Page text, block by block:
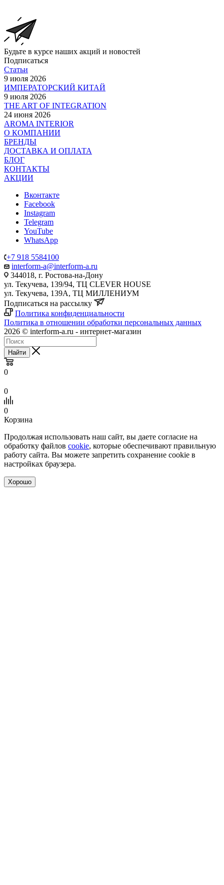
Будьте в курсе наших акций и новостей
Подписаться
Статьи
9 июля 2026
ИМПЕРАТОРСКИЙ КИТАЙ
9 июля 2026
THE ART OF INTEGRATION
24 июня 2026
AROMA INTERIOR
О КОМПАНИИ
БРЕНДЫ
ДОСТАВКА И ОПЛАТА
БЛОГ
КОНТАКТЫ
АКЦИИ
Вконтакте
Facebook
Instagram
Telegram
YouTube
WhatsApp
+7 918 5584100
interform-a@interform-a.ru
344018, г. Ростова-на-Дону
ул. Текучева, 139/94, ТЦ CLEVER HOUSE
ул. Текучева, 139А, ТЦ МИЛЛЕНИУМ
Подписаться на рассылку
Политика конфиденциальности
Политика в отношении обработки персональных данных
2026 © interform-a.ru - интернет-магазин
Найти
0
0
0
Корзина
Продолжая использовать наш сайт, вы даете согласие на
обработку файлов cookie, которые обеспечивают правильную
работу сайта. Вы можете запретить сохранение cookie в
настройках браузера.
Хорошо